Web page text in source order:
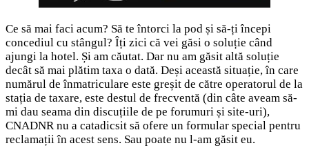
Ce să mai faci acum? Să te întorci la pod și să-ți începi
concediul cu stângul? Îți zici că vei găsi o soluție când
ajungi la hotel. Și am căutat. Dar nu am găsit altă soluție
decât să mai plătim taxa o dată. Deși această situație, în care
numărul de înmatriculare este greșit de către operatorul de la
stația de taxare, este destul de frecventă (din câte aveam să-
mi dau seama din discuțiile de pe forumuri și site-uri),
CNADNR nu a catadicsit să ofere un formular special pentru
reclamații în acest sens. Sau poate nu l-am găsit eu.